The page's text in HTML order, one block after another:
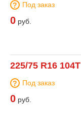
Под заказ
0 руб.
225/75 R16 104T
Под заказ
0 руб.